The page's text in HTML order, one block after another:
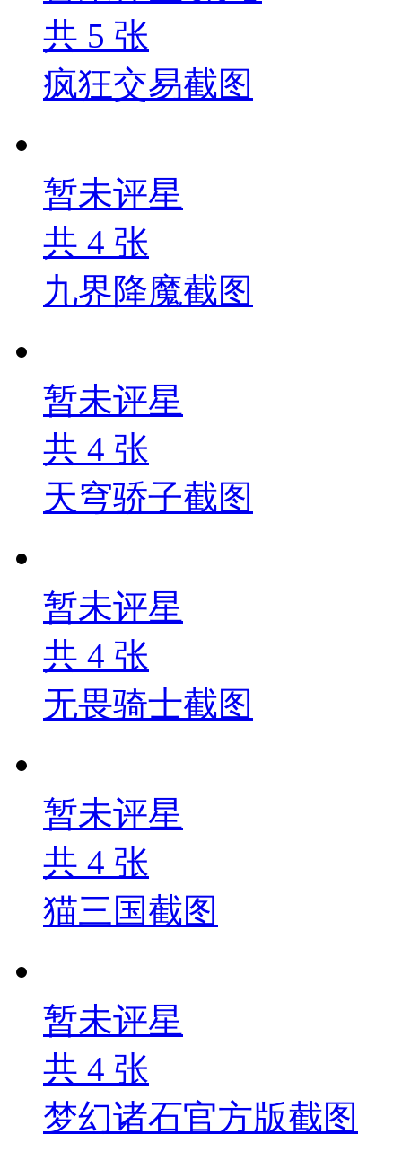
共 5 张
疯狂交易截图
暂未评星
共 4 张
九界降魔截图
暂未评星
共 4 张
天穹骄子截图
暂未评星
共 4 张
无畏骑士截图
暂未评星
共 4 张
猫三国截图
暂未评星
共 4 张
梦幻诸石官方版截图